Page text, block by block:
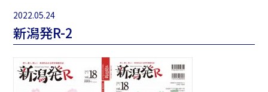
2022.05.24
新潟発R-2